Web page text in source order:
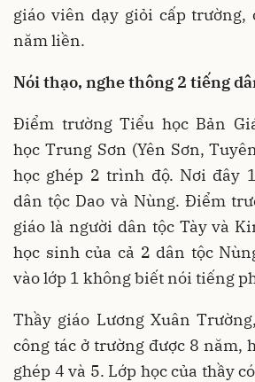
giáo viên dạy giỏi cấp trường,
năm liền.
Nói thạo, nghe thông 2 tiếng
Điểm trường Tiểu học Bản
học Trung Sơn (Yên Sơn,
học ghép 2 trình độ. Nơi đây
dân tộc Dao và Nùng. Điểm
giáo là người dân tộc Tày và
học sinh của cả 2 dân tộc
vào lớp 1 không biết nói tiếng
Thầy giáo Lương Xuân
công tác ở trường được 8 năm,
ghép 4 và 5. Lớp học của thầy